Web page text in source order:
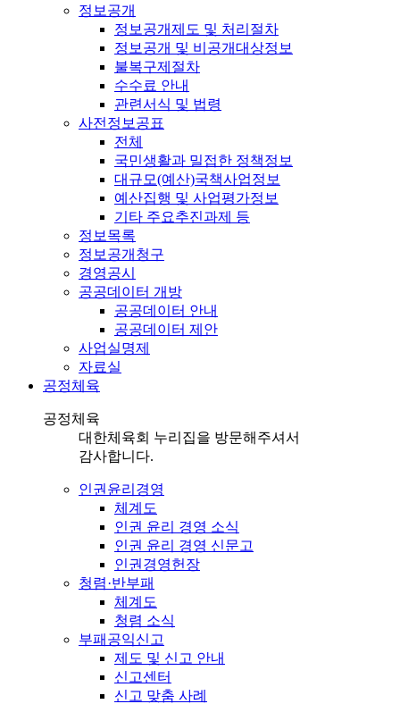
정보공개
정보공개제도 및 처리절차
정보공개 및 비공개대상정보
불복구제절차
수수료 안내
관련서식 및 법령
사전정보공표
전체
국민생활과 밀접한 정책정보
대규모(예산)국책사업정보
예산집행 및 사업평가정보
기타 주요추진과제 등
정보목록
정보공개청구
경영공시
공공데이터 개방
공공데이터 안내
공공데이터 제안
사업실명제
자료실
공정체육
공정체육
대한체육회 누리집을 방문해주셔서
감사합니다.
인권윤리경영
체계도
인권 윤리 경영 소식
인권 윤리 경영 신문고
인권경영헌장
청렴·반부패
체계도
청렴 소식
부패공익신고
제도 및 신고 안내
신고센터
신고 맞춤 사례